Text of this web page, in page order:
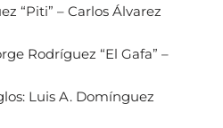
“Piti” – Carlos Álvarez
Rodríguez “El Gafa” –
Luis A. Domínguez